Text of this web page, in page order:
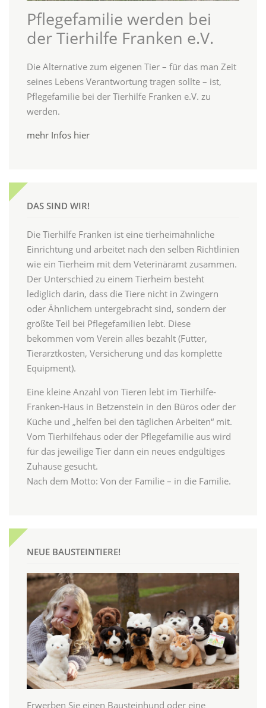
Pflegefamilie werden bei
der Tierhilfe Franken e.V.
Die Alternative zum eigenen Tier – für das man Zeit
seines Lebens Verantwortung tragen sollte – ist,
Pflegefamilie bei der Tierhilfe Franken e.V. zu
werden.
mehr Infos hier
DAS SIND WIR!
Die Tierhilfe Franken ist eine tierheimähnliche
Einrichtung und arbeitet nach den selben Richtlinien
wie ein Tierheim mit dem Veterinäramt zusammen.
Der Unterschied zu einem Tierheim besteht
lediglich darin, dass die Tiere nicht in Zwingern
oder Ähnlichem untergebracht sind, sondern der
größte Teil bei Pflegefamilien lebt. Diese
bekommen vom Verein alles bezahlt (Futter,
Tierarztkosten, Versicherung und das komplette
Equipment).
Eine kleine Anzahl von Tieren lebt im Tierhilfe-
Franken-Haus in Betzenstein in den Büros oder der
Küche und „helfen bei den täglichen Arbeiten“ mit.
Vom Tierhilfehaus oder der Pflegefamilie aus wird
für das jeweilige Tier dann ein neues endgültiges
Zuhause gesucht.
Nach dem Motto: Von der Familie – in die Familie.
NEUE BAUSTEINTIERE!
Erwerben Sie einen Bausteinhund oder eine